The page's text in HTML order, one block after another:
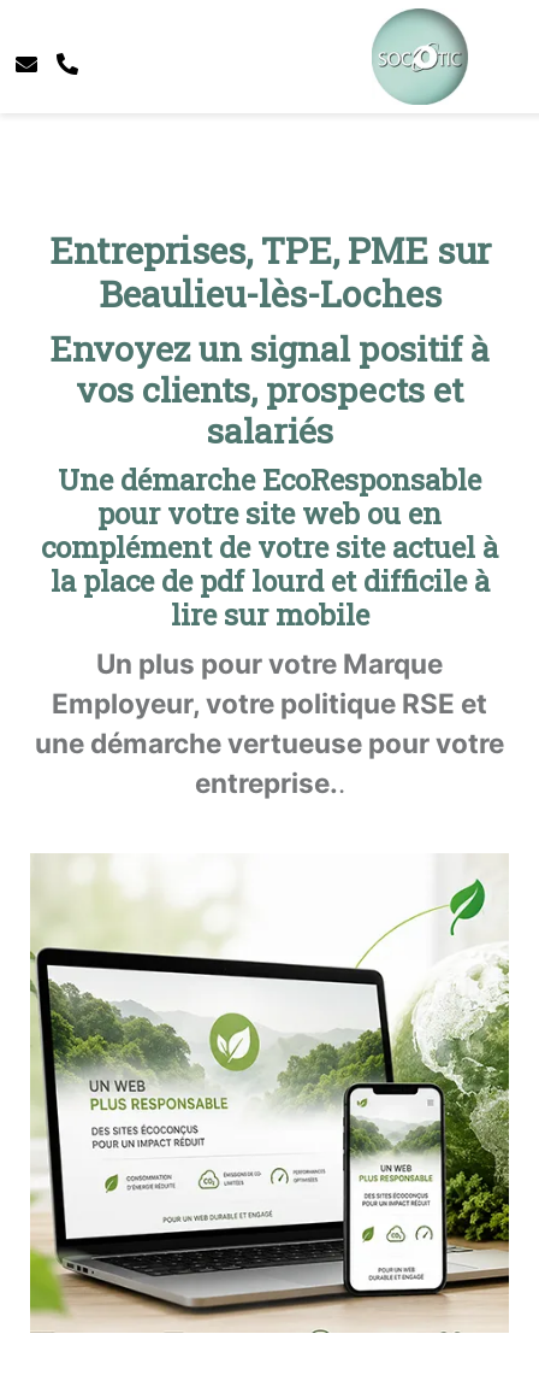
Entreprises, TPE, PME sur
Beaulieu-lès-Loches
Envoyez un signal positif à
vos clients, prospects et
salariés
Une démarche EcoResponsable
pour votre site web ou en
complément de votre site actuel à
la place de pdf lourd et difficile à
lire sur mobile
Un plus pour votre Marque
Employeur, votre politique RSE et
une démarche vertueuse pour votre
entreprise..